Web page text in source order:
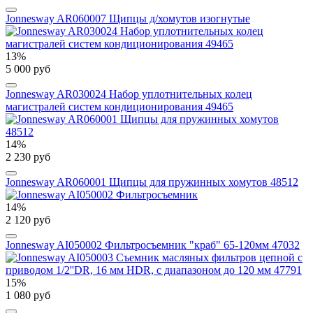
Jonnesway AR060007 Щипцы д/хомутов изогнутые
13%
5 000 руб
Jonnesway AR030024 Набор уплотнительных колец
магистралей систем кондиционирования 49465
14%
2 230 руб
Jonnesway AR060001 Щипцы для пружинных хомутов 48512
14%
2 120 руб
Jonnesway AI050002 Фильтросъемник "краб" 65-120мм 47032
15%
1 080 руб